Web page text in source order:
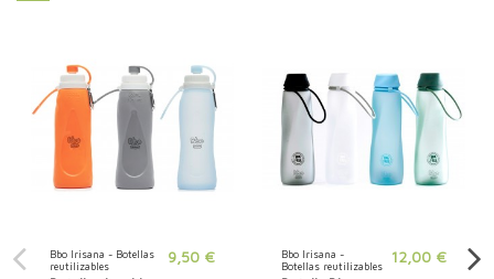
Bbo Irisana - Botellas
reutilizables
9,50 €
Bbo Irisana -
Botellas reutilizables
12,00 €